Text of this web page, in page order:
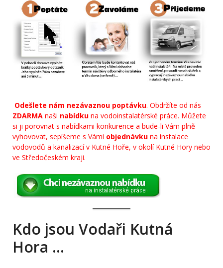
Odešlete nám nezávaznou poptávku. Obdržíte od nás
ZDARMA naši nabídku na vodoinstalatérské práce. Můžete
si ji porovnat s nabídkami konkurence a bude-li Vám plně
vyhovovat, sepíšeme s Vámi objednávku na instalace
vodovodů a kanalizací v Kutné Hoře, v okolí Kutné Hory nebo
ve Středočeském kraji.
Kdo jsou Vodaři Kutná
Hora …